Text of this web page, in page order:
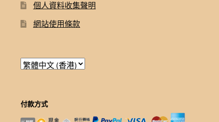
個人資料收集聲明
網站使用條款
付款方式